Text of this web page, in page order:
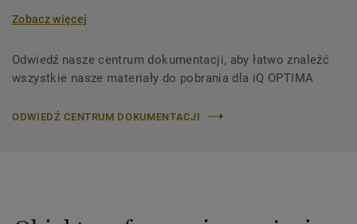
Zobacz więcej
Odwiedź nasze centrum dokumentacji, aby łatwo znaleźć
wszystkie nasze materiały do ​​pobrania dla iQ OPTIMA
ODWIEDŹ CENTRUM DOKUMENTACJI